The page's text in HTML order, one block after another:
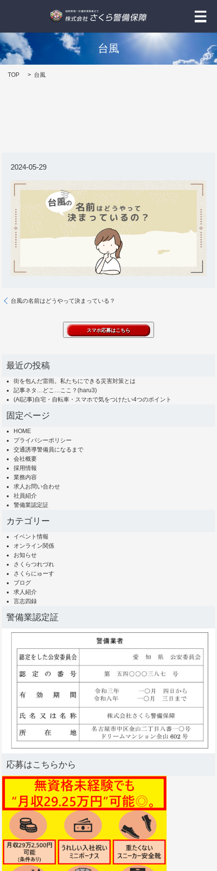
メ
台風
TOP 台風
2024-05-29
台風の名前はどうやって決まっている？
最近の投稿
街を包んだ雷雨。私たちにできる災害対策とは
記事ネタ…どこ…ここ？(haru3)
(AI記事)自宅・自転車・スマホで気をつけたい4つのポイント
固定ページ
HOME
プライバシーポリシー
交通誘導警備員になるまで
会社概要
採用情報
業務内容
求人お問い合わせ
社員紹介
警備業認定証
カテゴリー
イベント情報
オンライン関係
お知らせ
さくらつれづれ
さくらにゅーす
ブログ
求人紹介
言志四録
警備業認定証
応募はこちらから